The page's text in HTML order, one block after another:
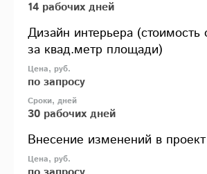
14 рабочих дней
Дизайн интерьера (стоимость
за квад.метр площади)
по запросу
30 рабочих дней
Внесение изменений в проект